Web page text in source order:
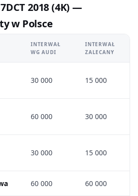
2018 (4K) —
w Polsce
INTERWAŁ
WG AUDI
INTERWAŁ
ZALECANY
30 000 15 000
60 000 30 000
30 000 15 000
60 000 60 000